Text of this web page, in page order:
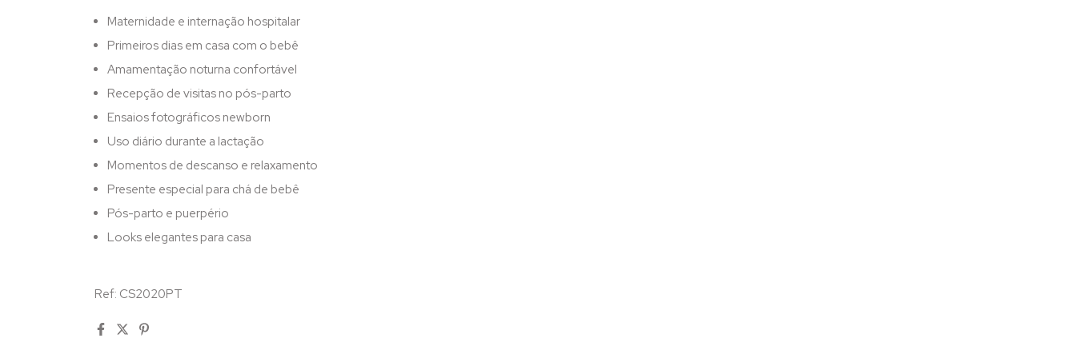
Maternidade e internação hospitalar
Primeiros dias em casa com o bebê
Amamentação noturna confortável
Recepção de visitas no pós-parto
Ensaios fotográficos newborn
Uso diário durante a lactação
Momentos de descanso e relaxamento
Presente especial para chá de bebê
Pós-parto e puerpério
Looks elegantes para casa
Ref: CS2020PT